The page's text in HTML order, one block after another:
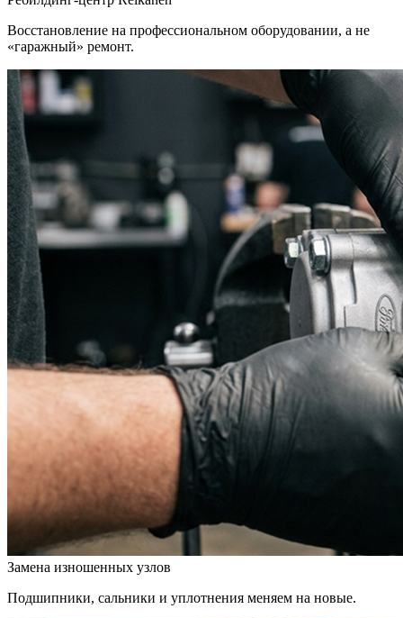
Восстановление на профессиональном оборудовании, а не
«гаражный» ремонт.
Замена изношенных узлов
Подшипники, сальники и уплотнения меняем на новые.